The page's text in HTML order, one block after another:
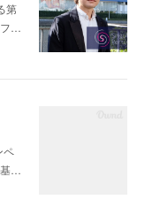
第
フ…
ペ
基…